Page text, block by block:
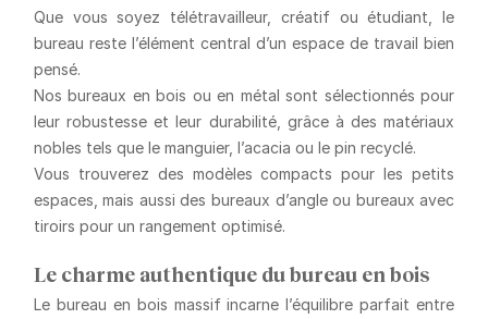
Que vous soyez télétravailleur, créatif ou étudiant, le
bureau reste l’élément central d’un espace de travail bien
pensé.
Nosbureaux en bois ou en métal sont sélectionnés pour
leur robustesse et leur durabilité, grâce à des matériaux
nobles tels que le manguier, l’acacia ou le pin recyclé.
Vous trouverez des modèles compacts pour les petits
espaces, mais aussi des bureaux d’angleou bureaux avec
tiroirs pour un rangement optimisé.
Le charme authentique du bureau en bois
Le bureau en bois massifincarne l’équilibre parfait entre